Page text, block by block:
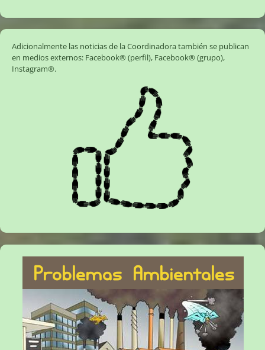
Adicionalmente las noticias de la Coordinadora también se publican
en medios externos: Facebook® (perfil), Facebook® (grupo),
Instagram®.